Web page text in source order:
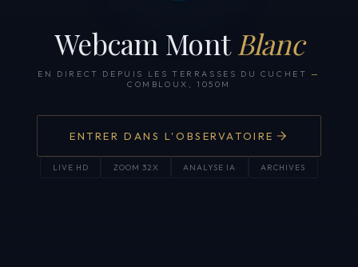
Webcam Mont Blanc
EN DIRECT DEPUIS LES TERRASSES DU CUCHET —
COMBLOUX, 1050M
ENTRER DANS L'OBSERVATOIRE
LIVE HD ZOOM 32X ANALYSE IA ARCHIVES